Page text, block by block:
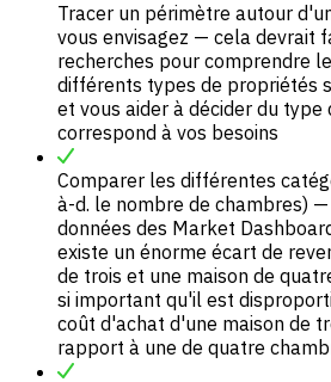
Tracer un périmètre autour
vous envisagez — cela devrait
recherches pour comprendre
différents types de propriétés
et vous aider à décider du
correspond à vos besoins
Comparer les différentes
à-d. le nombre de chambres)
données des Market
existe un énorme écart de
de trois et une maison de
si important qu'il est
coût d'achat d'une maison de
rapport à une de quatre